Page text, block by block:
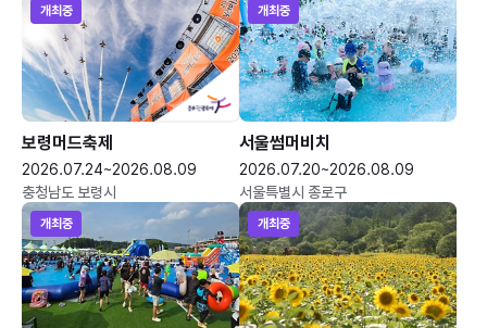
개최중
보령머드축제
2026.07.24~2026.08.09
충청남도 보령시
개최중
서울썸머비치
2026.07.20~2026.08.09
서울특별시 종로구
개최중 개최중